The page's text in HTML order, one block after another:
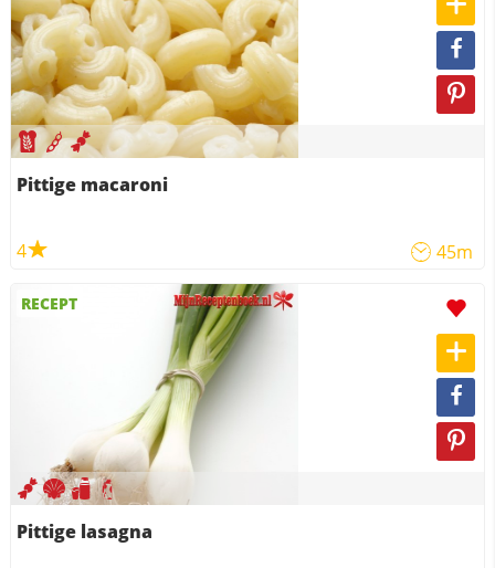
Pittige macaroni
4 45m
RECEPT
Pittige lasagna